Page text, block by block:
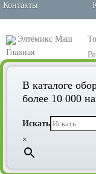
Контакты
Элтемикс Маш
Винтовой компрессор
В каталоге
более 10 000
Искать
×